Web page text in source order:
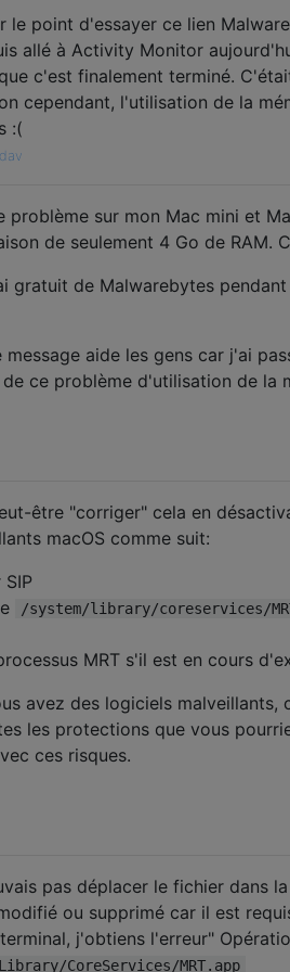
le point d'essayer ce lien
allé à Activity Monitor
c'est finalement terminé.
cependant, l'utilisation de la
:(
problème sur mon Mac mini et
de seulement 4 Go de RAM.
gratuit de Malwarebytes
message aide les gens car j'ai
ce problème d'utilisation de la
être "corriger" cela en
macOS comme suit:
/system/library/coreservices/
MRT s'il est en cours
avez des logiciels
les protections que vous
ces risques.
pas déplacer le fichier dans
ou supprimé car il est
j'obtiens l'erreur"
CoreServices/MRT.app